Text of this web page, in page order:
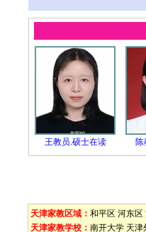
王教员.硕士在读 陈
天津家教区域： 和平区 河东区
天津家教学校： 南开大学 天津